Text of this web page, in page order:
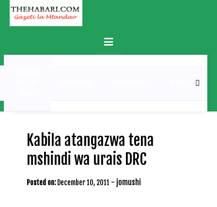
Skip
content
Primary
Menu
MICHEZO
Kabila atangazwa tena
mshindi wa urais DRC
Posted on: December 10, 2011 - jomushi